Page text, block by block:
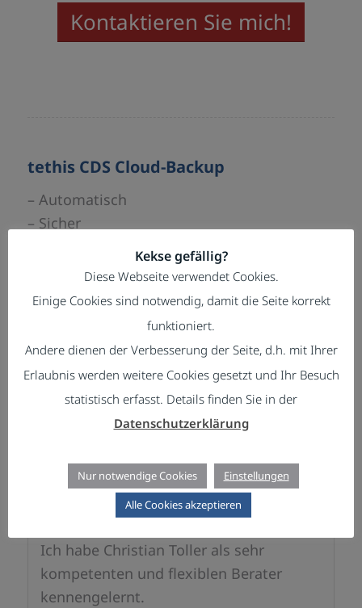
Kontaktieren Sie mich!
tethis CDS Cloud-Backup
– Automatisch
– Sicher
– speichert Versionen
Jetzt unverbindlich testen!
Zu den Details
KUNDENSTIMMEN
Ich habe Christian Toller als sehr
kompetenten und flexiblen Berater
kennengelernt.
Kekse gefällig?
Diese Webseite verwendet Cookies.
Einige Cookies sind notwendig, damit die Seite korrekt
funktioniert.
Andere dienen der Verbesserung der Seite, d.h. mit Ihrer
Erlaubnis werden weitere Cookies gesetzt und Ihr Besuch
statistisch erfasst. Details finden Sie in der
Datenschutzerklärung
Nur notwendige Cookies
Einstellungen
Alle Cookies akzeptieren